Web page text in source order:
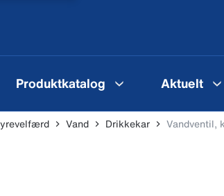
Produktkatalog Aktuelt
Vand Drikkekar Vandventil,